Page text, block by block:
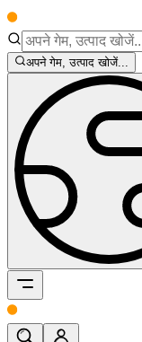
अपने गेम, उत्पाद खोजें...